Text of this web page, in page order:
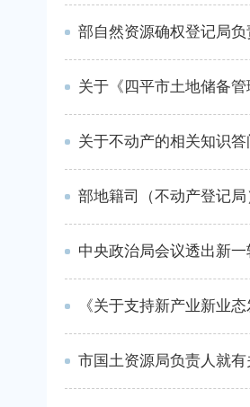
部自然资源确权登记局
关于《四平市土地储备
关于不动产的相关知识
部地籍司（不动产登记
中央政治局会议透出新
《关于支持新产业新业
市国土资源局负责人就